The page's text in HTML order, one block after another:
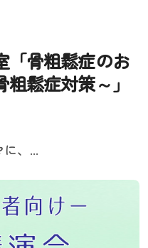
「骨粗鬆症のお
鬆症対策～」
に、...